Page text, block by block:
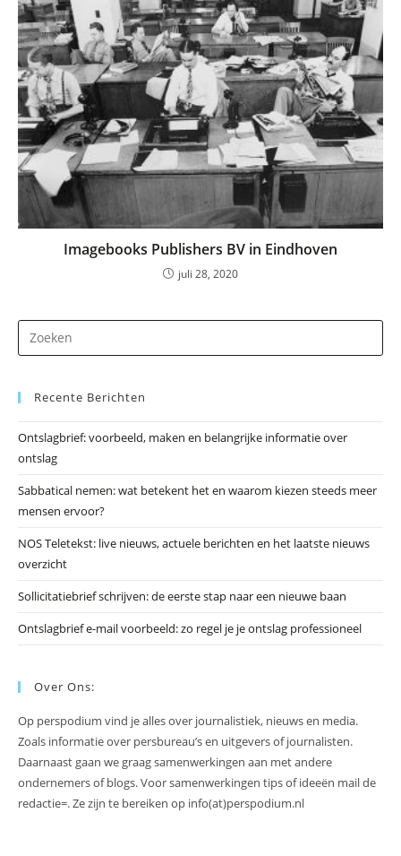
Imagebooks Publishers BV in Eindhoven
juli 28, 2020
op
Recente Berichten
Ontslagbrief: voorbeeld, maken en belangrijke informatie over
ontslag
Sabbatical nemen: wat betekent het en waarom kiezen steeds meer
mensen ervoor?
NOS Teletekst: live nieuws, actuele berichten en het laatste nieuws
overzicht
Sollicitatiebrief schrijven: de eerste stap naar een nieuwe baan
Ontslagbrief e-mail voorbeeld: zo regel je je ontslag professioneel
Over Ons:
Op perspodium vind je alles over journalistiek, nieuws en media.
Zoals informatie over persbureau’s en uitgevers of journalisten.
Daarnaast gaan we graag samenwerkingen aan met andere
ondernemers of blogs. Voor samenwerkingen tips of ideeën mail de
redactie=. Ze zijn te bereiken op info(at)perspodium.nl